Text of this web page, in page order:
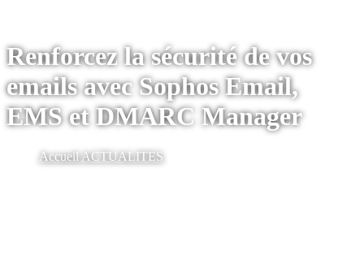
Renforcez la sécurité de vos
emails avec Sophos Email,
EMS et DMARC Manager
AccueilACTUALITES